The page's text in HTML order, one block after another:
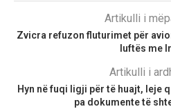
Artikulli i
Zvicra refuzon fluturimet për
luftës me
Artikulli i
Hyn në fuqi ligji për të huajt, leje
pa dokumente të